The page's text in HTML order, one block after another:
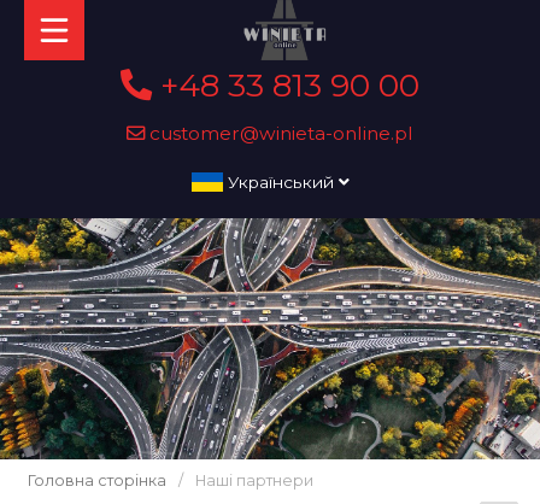
+48 33 813 90 00
customer@winieta-online.pl
Український
Головна сторінка / Наші партнери